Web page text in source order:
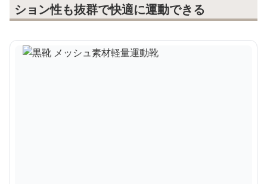
ション性も抜群で快適に運動できる